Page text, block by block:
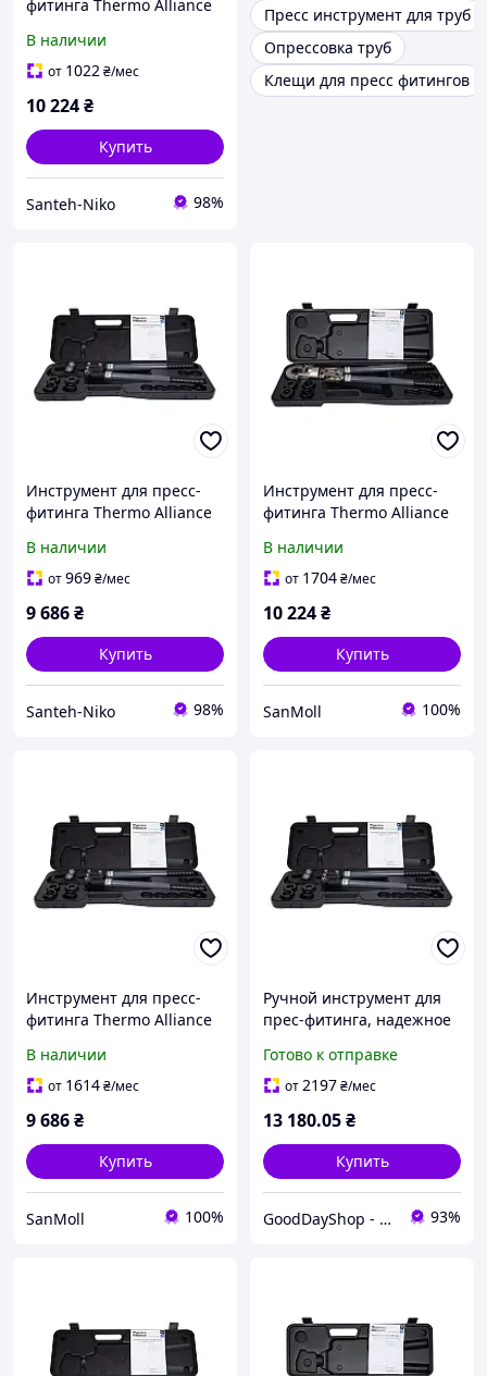
фитинга Thermo Alliance
поворотным механизмом
STD-403
В наличии
от 1022₴/мес
10 224₴
Купить
Santeh-Niko 98%
Пресс инструмент для труб
Опрессовка труб
Клещи для пресс фитингов
Инструмент для пресс-
фитинга Thermo Alliance
В наличии
от969₴/мес
9 686₴
Купить
Santeh-Niko 98%
Инструмент для пресс-
фитинга Thermo Alliance
поворотным механизмом
STD-403
В наличии
от 1704₴/мес
10 224₴
Купить
SanMoll 100%
Инструмент для пресс-
фитинга Thermo Alliance
В наличии
от 1614₴/мес
9 686₴
Купить
SanMoll 100%
Ручной инструмент для
прес-фитинга, надежное
диаметром от
шестнадцати до
миллиметров
Готово к отправке
от2197₴/мес
13 180.05₴
Купить
GoodDayShop - Онлайн магазин различных товаров 93%